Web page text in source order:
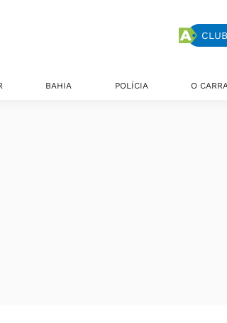
BAHIA POLÍCIA O